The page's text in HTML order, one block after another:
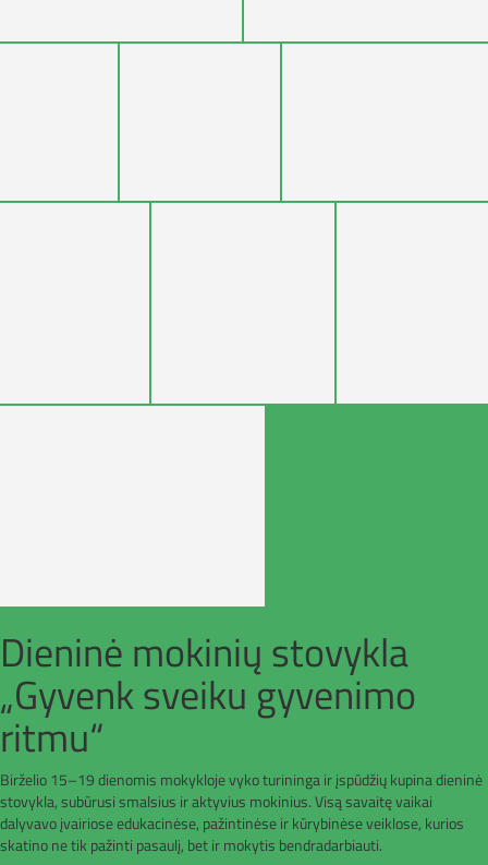
Dieninė mokinių stovykla
„Gyvenk sveiku gyvenimo
ritmu“
Birželio 15–19 dienomis mokykloje vyko turininga ir įspūdžių kupina dieninė
stovykla, subūrusi smalsius ir aktyvius mokinius. Visą savaitę vaikai
dalyvavo įvairiose edukacinėse, pažintinėse ir kūrybinėse veiklose, kurios
skatino ne tik pažinti pasaulį, bet ir mokytis bendradarbiauti.